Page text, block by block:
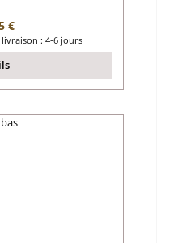
:
€
: 4-6 jours